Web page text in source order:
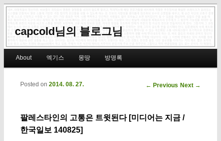
capcold님의 블로그님
Skip to primary content
Skip to secondary content
About 엑기스 몽땅 방명록
Post navigation
← Previous Next →
팔레스타인의 고통은 트윗된다 [미디어는 지금 /
한국일보 140825]
Posted on 2014. 08. 27.